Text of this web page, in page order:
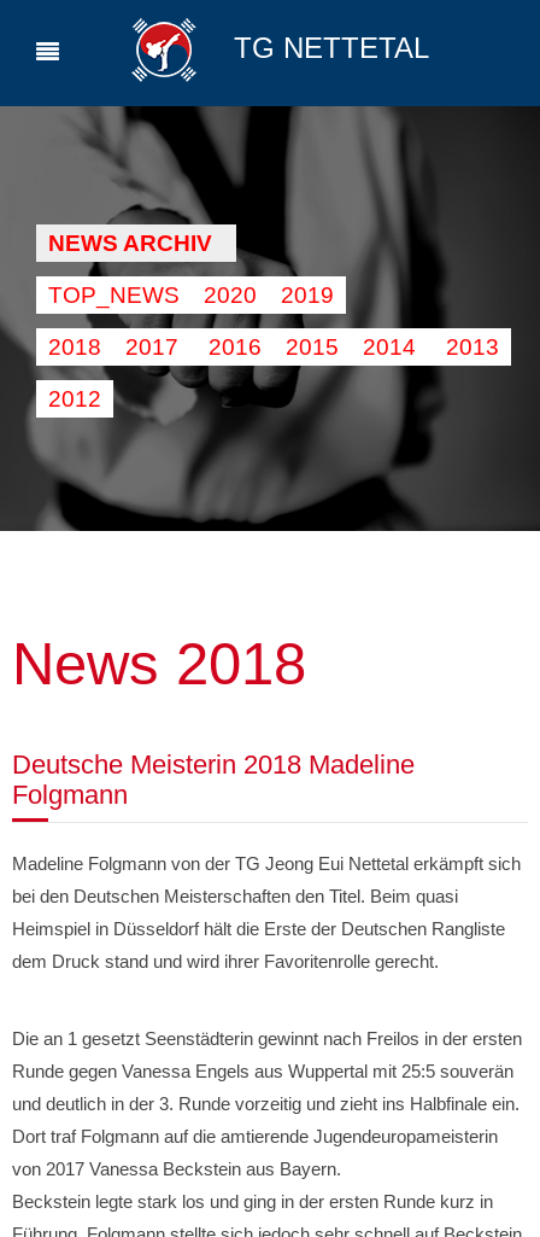
TG NETTETAL
NEWS ARCHIV
TOP_NEWS 2020 2019
2018 2017 2016 2015 2014 2013
2012
News 2018
Deutsche Meisterin 2018 Madeline
Folgmann
Madeline Folgmann von der TG Jeong Eui Nettetal erkämpft sich
bei den Deutschen Meisterschaften den Titel. Beim quasi
Heimspiel in Düsseldorf hält die Erste der Deutschen Rangliste
dem Druck stand und wird ihrer Favoritenrolle gerecht.
Die an 1 gesetzt Seenstädterin gewinnt nach Freilos in der ersten
Runde gegen Vanessa Engels aus Wuppertal mit 25:5 souverän
und deutlich in der 3. Runde vorzeitig und zieht ins Halbfinale ein.
Dort traf Folgmann auf die amtierende Jugendeuropameisterin
von 2017 Vanessa Beckstein aus Bayern.
Beckstein legte stark los und ging in der ersten Runde kurz in